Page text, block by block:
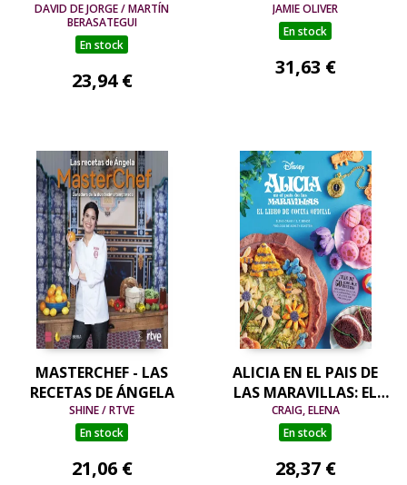
DAVID DE JORGE / MARTÍN
BERASATEGUI
En stock
23,94 €
JAMIE OLIVER
En stock
31,63 €
MASTERCHEF - LAS
RECETAS DE ÁNGELA
SHINE / RTVE
En stock
21,06 €
ALICIA EN EL PAIS DE
LAS MARAVILLAS: EL
LIBRO DE COCINA
OFICIAL
CRAIG, ELENA
En stock
28,37 €